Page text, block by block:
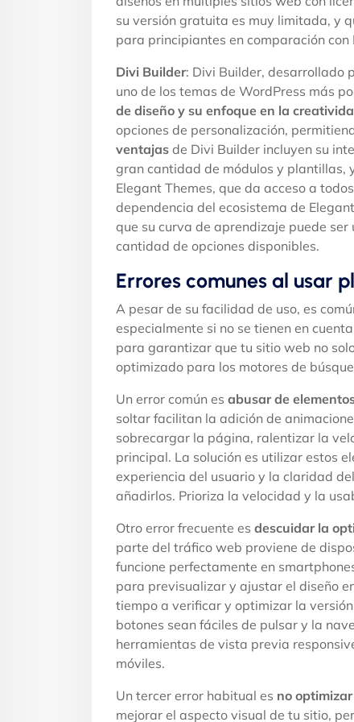
su versión gratuita es muy limitada, y
para principiantes en comparación con
Divi Builder: Divi Builder, desarrollado
uno de los temas de WordPress más
de diseño y su enfoque en la
opciones de personalización,
ventajas de Divi Builder incluyen su
gran cantidad de módulos y plantillas,
Elegant Themes, que da acceso a
dependencia del ecosistema de
que su curva de aprendizaje puede
cantidad de opciones disponibles.
Errores comunes al usar
A pesar de su facilidad de uso, es
especialmente si no se tienen en
para garantizar que tu sitio web no
optimizado para los motores de
Un error común es abusar de
soltar facilitan la adición de
sobrecargar la página, ralentizar la
principal. La solución es utilizar estos
experiencia del usuario y la claridad
añadirlos. Prioriza la velocidad y la
Otro error frecuente es descuidar la
parte del tráfico web proviene de
funcione perfectamente en
para previsualizar y ajustar el diseño
tiempo a verificar y optimizar la
botones sean fáciles de pulsar y la
herramientas de vista previa
móviles.
Un tercer error habitual es no
mejorar el aspecto visual de tu sitio,